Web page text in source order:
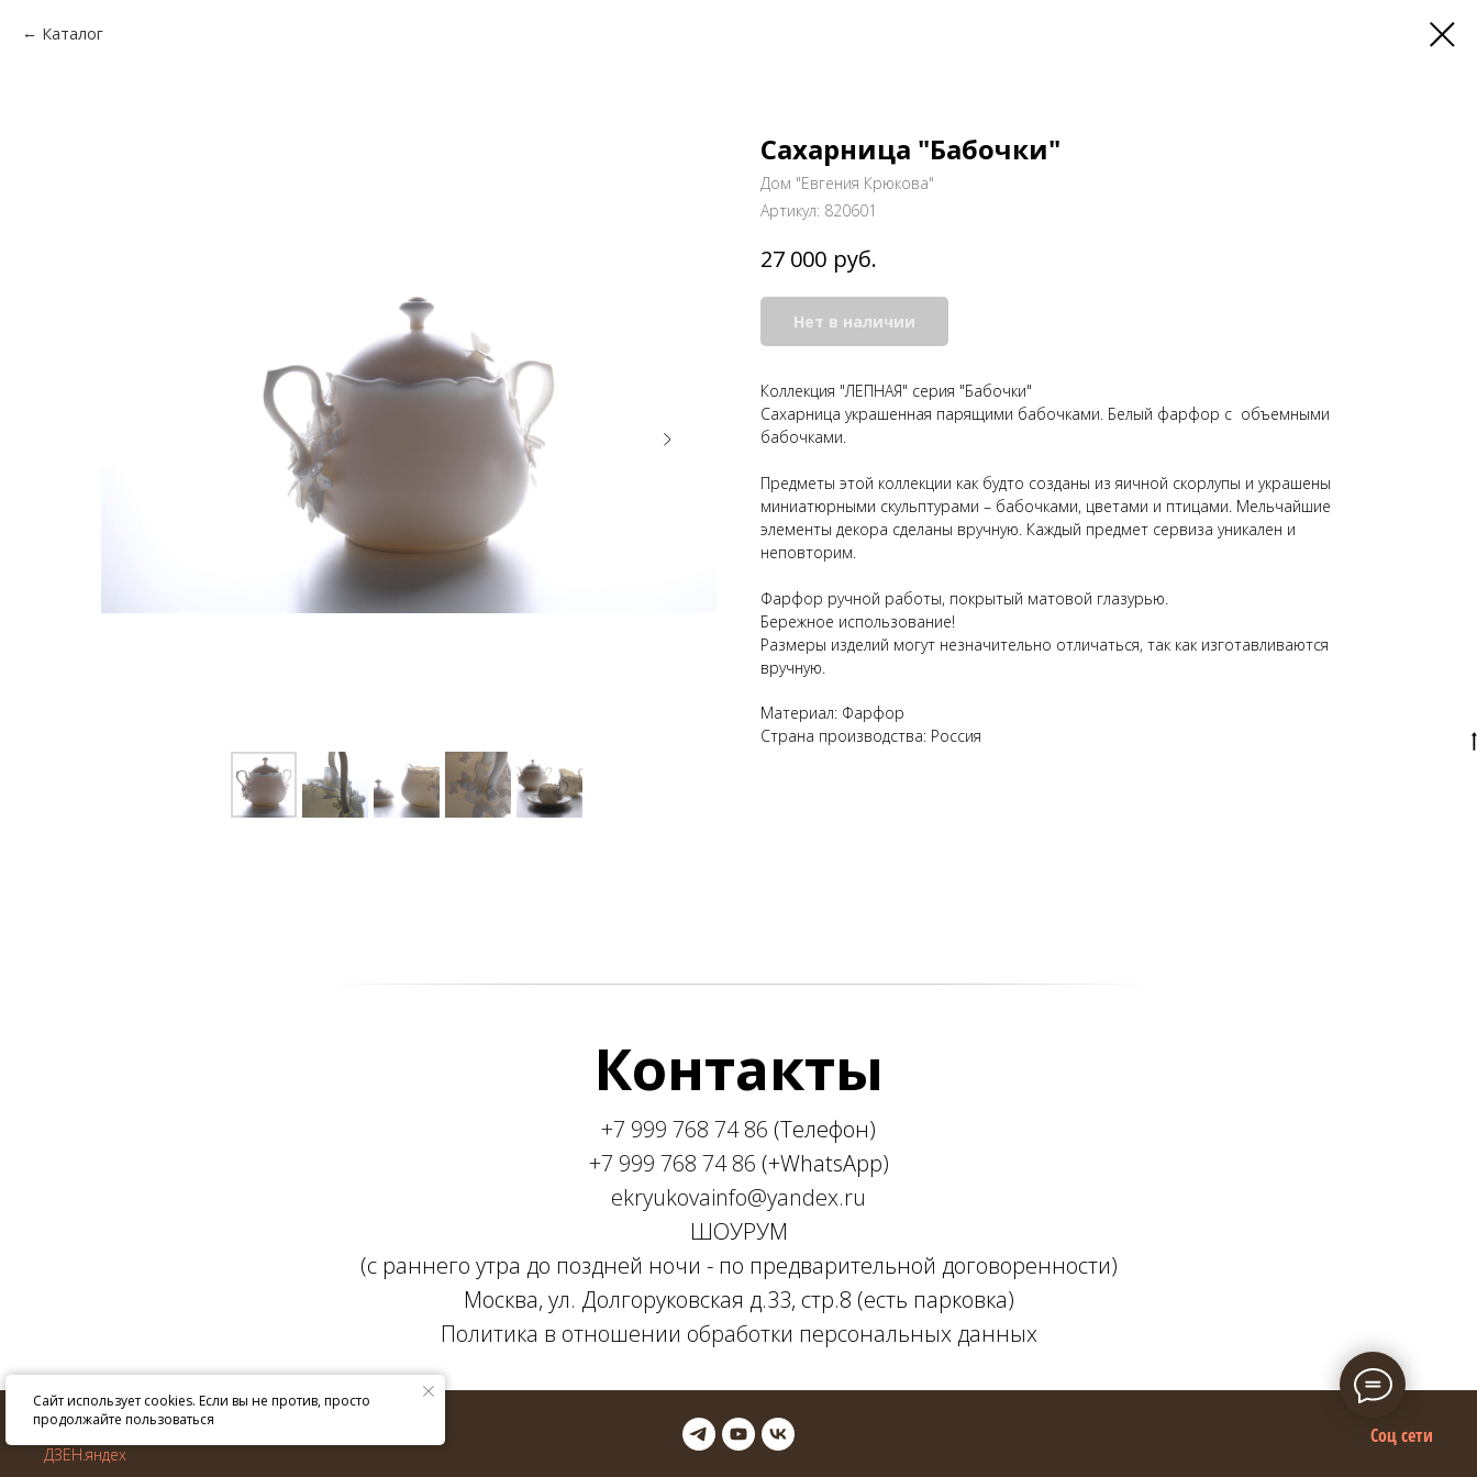
Каталог
Сахарница "Бабочки"
Дом "Евгения Крюкова"
Артикул: 820601
27 000 руб.
Нет в наличии
Коллекция "ЛЕПНАЯ" серия "Бабочки"
Сахарница украшенная парящими бабочками. Белый фарфор с объемными
бабочками.
Предметы этой коллекции как будто созданы из яичной скорлупы и украшены
миниатюрными скульптурами – бабочками, цветами и птицами. Мельчайшие
элементы декора сделаны вручную. Каждый предмет сервиза уникален и
неповторим.
Фарфор ручной работы, покрытый матовой глазурью.
Бережное использование!
Размеры изделий могут незначительно отличаться, так как изготавливаются
вручную.
Материал: Фарфор
Страна производства: Россия
Контакты
+7 999 768 74 86 (Телефон)
+7 999 768 74 86 (+WhatsApp)
ekryukovainfo@yandex.ru
ШОУРУМ
(с раннего утра до поздней ночи - по предварительной договоренности)
Москва, ул. Долгоруковская д.33, стр.8 (есть парковка)
Политика в отношении обработки персональных данных
© ИП Крюкова Е.В. 2013–
Все права защищены.
ДЗЕН.яндех
Соц сети
Сайт использует cookies. Если вы не против, просто
продолжайте пользоваться